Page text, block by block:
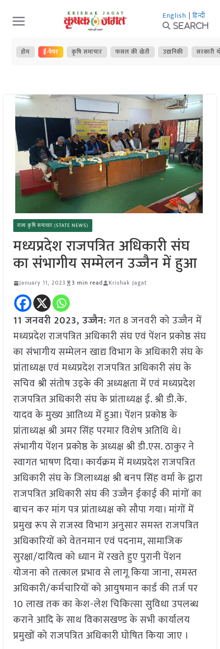
Skip
to
content
English | हिन्दी
Search
होम ई-पेपर कृषि समाचार फसल की खेती उद्यानिकी सरकारी
राज्य कृषि समाचार (STATE NEWS)
मध्यप्रदेश राजपत्रित अधिकारी संघ
का संभागीय सम्मेलन उज्जैन में हुआ
January 11, 2023 3 min read Krishak Jagat
11 जनवरी 2023, उज्जैन:गत 8 जनवरी को उज्जैन में
मध्यप्रदेश राजपत्रित अधिकारी संघ एवं पेंशन प्रकोष्ठ संघ
का संभागीय सम्मेलन खाद्य विभाग के अधिकारी संघ के
प्रांताध्यक्ष एवं मध्यप्रदेश राजपत्रित अधिकारी संघ के
सचिव श्री संतोष उइके की अध्यक्षता में एवं मध्यप्रदेश
राजपत्रित अधिकारी संघ के प्रांताध्यक्ष ई. श्री डी.के.
यादव के मुख्य आतिथ्य में हुआ। पेंशन प्रकोष्ठ के
प्रांताध्यक्ष श्री अमर सिंह परमार विशेष अतिथि थे।
संभागीय पेंशन प्रकोष्ठ के अध्यक्ष श्री डी.एस. ठाकुर ने
स्वागत भाषण दिया। कार्यक्रम में मध्यप्रदेश राजपत्रित
अधिकारी संघ के जिलाध्यक्ष श्री बनप सिंह वर्मा के द्वारा
राजपत्रित अधिकारी संघ की उज्जैन ईकाई की मांगों का
बाचन कर मांग पत्र प्रांताध्यक्ष को सौपा गया। मांगों में
प्रमुख रूप से राजस्व विभाग अनुसार समस्त राजपत्रित
अधिकारियों को वेतनमान एवं पदनाम, सामाजिक
सुरक्षा/दायित्व को ध्यान में रखते हुए पुरानी पेंशन
योजना को तत्काल प्रभाव से लागू किया जाना, समस्त
अधिकारी/कर्मचारियों को आयुषमान कार्ड की तर्ज पर
10 लाख तक का केश-लेश चिकित्सा सुविधा उपलब्ध
कराने आदि के साथ विकासखण्ड के सभी कार्यालय
प्रमुखों को राजपत्रित अधिकारी घोषित किया जाए ।